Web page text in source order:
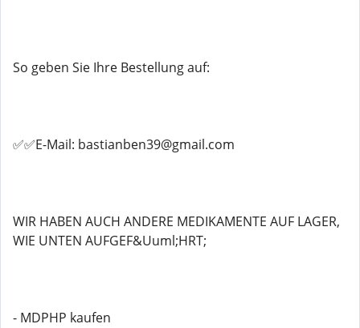
So geben Sie Ihre Bestellung auf:
✅✅E-Mail: bastianben39@gmail.com
WIR HABEN AUCH ANDERE MEDIKAMENTE AUF LAGER,
WIE UNTEN AUFGEF&Uuml;HRT;
- MDPHP kaufen